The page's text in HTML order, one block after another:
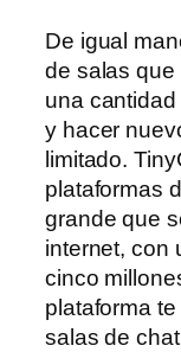
De igual
de salas que
una
y hacer
limitado.
plataformas
grande que
internet, con
cinco
plataforma
salas de